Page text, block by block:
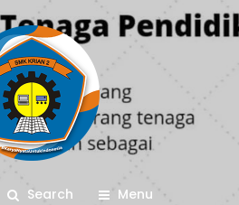
Search Menu